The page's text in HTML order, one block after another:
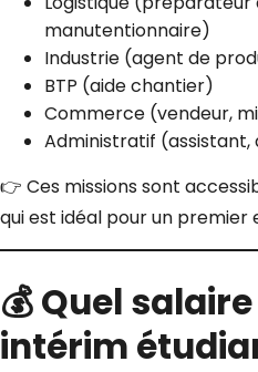
manutentionnaire)
Industrie (agent de
BTP (aide chantier)
Commerce (vendeur,
Administratif (assistant,
👉 Ces missions sont
qui est idéal pour un premier
💰 Quel
intérim